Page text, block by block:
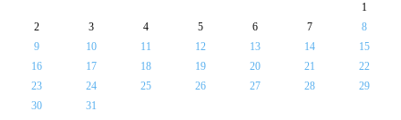
1
2
3 4 5 6 7
8
9
10 11 12 13 14
15
16
17 18 19 20 21
22
23
24 25 26 27 28
29
30
31